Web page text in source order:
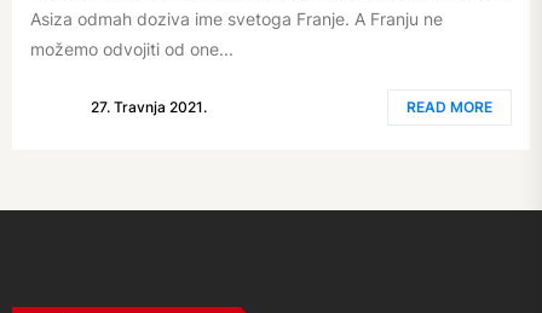
Asiza odmah doziva ime svetoga Franje. A Franju ne
možemo odvojiti od one...
27. Travnja 2021. READ MORE